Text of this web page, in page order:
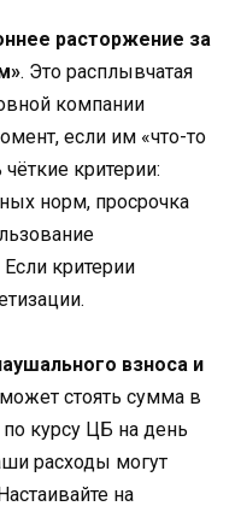
расторжение за
. Это расплывчатая
компании
если им «что-то
критерии:
норм, просрочка
критерии
взноса и
стоять сумма в
курсу ЦБ на день
расходы могут
на